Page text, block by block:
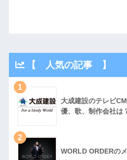
【 人気の記事 】
1
大成建設のテレビ
優、歌、制作会社は
2
WORLD ORDERの